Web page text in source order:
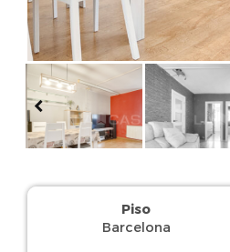
Piso
Barcelona